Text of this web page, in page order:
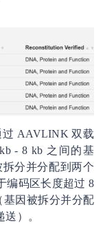
过 AAVLINK 双载
- 8 kb 之间的基
分并分配到两个
编码区长度超过 8
基因被拆分并分配
）。